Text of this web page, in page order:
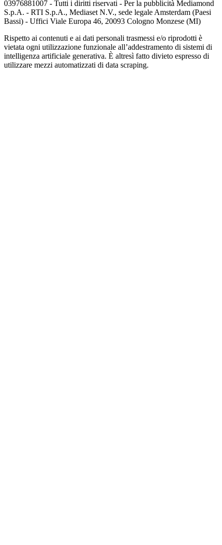
03976881007 - Tutti i diritti riservati - Per la pubblicità Mediamond
S.p.A. - RTI S.p.A., Mediaset N.V., sede legale Amsterdam (Paesi
Bassi) - Uffici Viale Europa 46, 20093 Cologno Monzese (MI)
Rispetto ai contenuti e ai dati personali trasmessi e/o riprodotti è
vietata ogni utilizzazione funzionale all’addestramento di sistemi di
intelligenza artificiale generativa. È altresì fatto divieto espresso di
utilizzare mezzi automatizzati di data scraping.